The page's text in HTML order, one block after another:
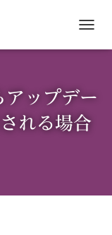
ビ
シ
ン
ップデー
れる場合